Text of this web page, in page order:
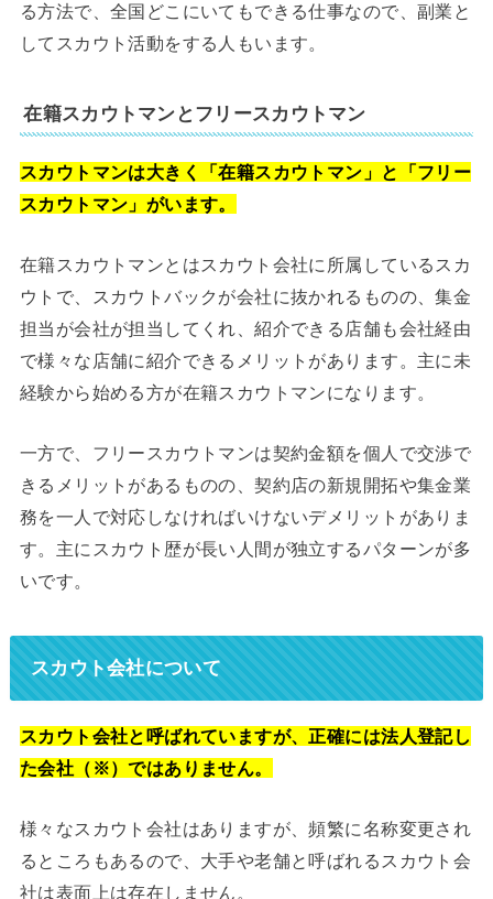
る方法で、全国どこにいてもできる仕事なので、副業と
してスカウト活動をする人もいます。
在籍スカウトマンとフリースカウトマン
スカウトマンは大きく「在籍スカウトマン」と「フリー
スカウトマン」がいます。
在籍スカウトマンとはスカウト会社に所属しているスカ
ウトで、スカウトバックが会社に抜かれるものの、集金
担当が会社が担当してくれ、紹介できる店舗も会社経由
で様々な店舗に紹介できるメリットがあります。主に未
経験から始める方が在籍スカウトマンになります。
一方で、フリースカウトマンは契約金額を個人で交渉で
きるメリットがあるものの、契約店の新規開拓や集金業
務を一人で対応しなければいけないデメリットがありま
す。主にスカウト歴が長い人間が独立するパターンが多
いです。
スカウト会社について
スカウト会社と呼ばれていますが、正確には法人登記し
た会社（※）ではありません。
様々なスカウト会社はありますが、頻繁に名称変更され
るところもあるので、大手や老舗と呼ばれるスカウト会
社は表面上は存在しません。